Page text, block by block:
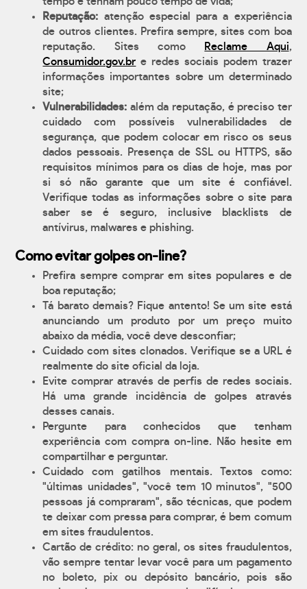
Reputação: atenção especial para a experiência
de outros clientes. Prefira sempre, sites com boa
reputação. Sites como
Reclame Aqui,
Consumidor.gov.br e redes sociais podem trazer
informações importantes sobre um determinado
site;
Vulnerabilidades: além da reputação, é preciso ter
cuidado com possíveis vulnerabilidades de
segurança, que podem colocar em risco os seus
dados pessoais. Presença de SSL ou HTTPS, são
requisitos mínimos para os dias de hoje, mas por
si só não garante que um site é confiável.
Verifique todas as informações sobre o site para
saber se é seguro, inclusive blacklists de
antívirus, malwares e phishing.
Como evitar golpes on-line?
Prefira sempre comprar em sites populares e de
boa reputação;
Tá barato demais? Fique antento! Se um site está
anunciando um produto por um preço muito
abaixo da média, você deve desconfiar;
Cuidado com sites clonados. Verifique se a URL é
realmente do site oficial da loja.
Evite comprar através de perfis de redes sociais.
Há uma grande incidência de golpes através
desses canais.
Pergunte para conhecidos que tenham
experiência com compra on-line. Não hesite em
compartilhar e perguntar.
Cuidado com gatilhos mentais. Textos como:
"últimas unidades", "você tem 10 minutos", "500
pessoas já compraram", são técnicas, que podem
te deixar com pressa para comprar, é bem comum
em sites fraudulentos.
Cartão de crédito: no geral, os sites fraudulentos,
vão sempre tentar levar você para um pagamento
no boleto, pix ou depósito bancário, pois são